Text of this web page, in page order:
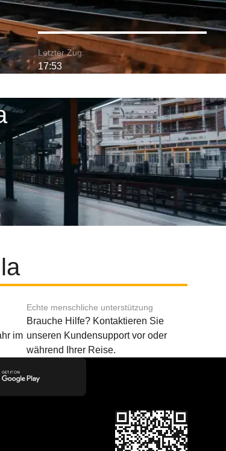
Letzter Zug:
17:53
im
Echte menschliche unterstützung
Brauche Hilfe? Kontaktieren Sie
unseren Kundensupport vor oder
während Ihrer Reise.